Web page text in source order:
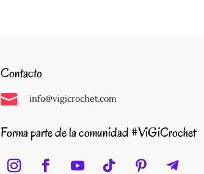
Contacto
 info@vigicrochet.com
Forma parte de la comunidad #ViGiCrochet